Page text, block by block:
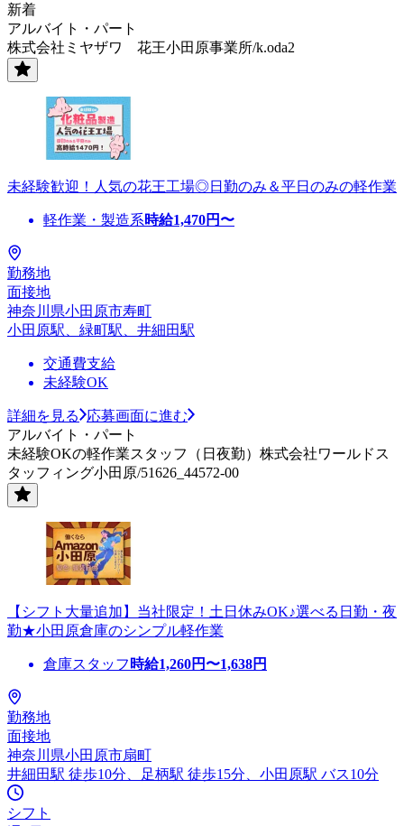
新着
アルバイト・パート
株式会社ミヤザワ 花王小田原事業所/k.oda2
未経験歓迎！人気の花王工場◎日勤のみ＆平日のみの軽作業
軽作業・製造系時給1,470円〜
勤務地
面接地
神奈川県小田原市寿町
小田原駅、緑町駅、井細田駅
交通費支給
未経験OK
詳細を見る
応募画面に進む
アルバイト・パート
未経験OKの軽作業スタッフ（日夜勤）株式会社ワールドス
タッフィング小田原/51626_44572-00
【シフト大量追加】当社限定！土日休みOK♪選べる日勤・夜
勤★小田原倉庫のシンプル軽作業
倉庫スタッフ 時給1,260円〜1,638円
勤務地
面接地
神奈川県小田原市扇町
井細田駅 徒歩10分、足柄駅 徒歩15分、小田原駅 バス10分
シフト